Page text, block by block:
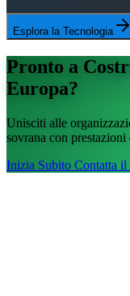
Esplora la Tecnologia
Pronto a
Europa?
Unisciti alle
sovrana con
Inizia Subito Contatta il